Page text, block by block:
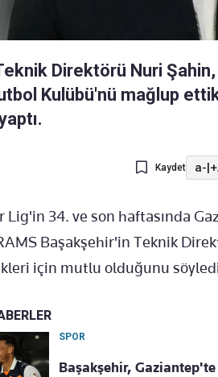
Direktörü Nuri
Kulübü'nü mağlup
Kaydet a-|
Lig'in 34. ve son haftasında
Başakşehir'in Teknik
için mutlu olduğunu
SPOR
Başakşehir, Gaziantep'te